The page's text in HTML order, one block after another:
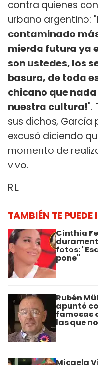
contra quienes
urbano argentino: "
contaminado
mierda futura ya
son ustedes, los
basura, de toda
chicano que
nuestra cultura!".
sus dichos, García
excusó diciendo
momento de
vivo.
R.L
TAMBIÉN TE PUEDE
Cinthia
fotos:
pone"
Rubén
apuntó
famosas
las que
Micaela